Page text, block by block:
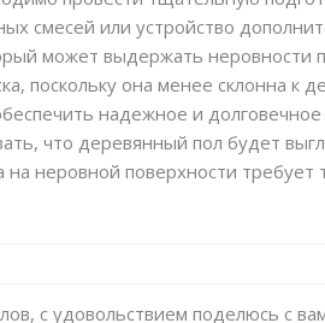
смесей или устройство
может выдержать неровности
поскольку она менее склонна к
надежное и
что деревянный пол будет
неровной поверхности
с удовольствием поделюсь с